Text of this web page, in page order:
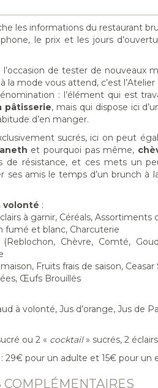
les informations du restaurant
le prix et les jours
de tester de nouveaux
mode vous attend, c’est
: l’élément qui est
pâtisserie, mais qui dispose ici
d’en manger.
sucrés, ici on peut
et pourquoi pas même,
de résistance, et ces mets un
ses amis le temps d’un brunch à
volonté :
à garnir, Céréals,
fumé et blanc, Charcuterie
Chèvre, Comté,
Fruits frais de saison,
Œufs Brouillés
à volonté, Jus d’orange, Jus de
ou 2 « cocktail» sucrés, 2
29€ pour un adulte et 15€ pour un